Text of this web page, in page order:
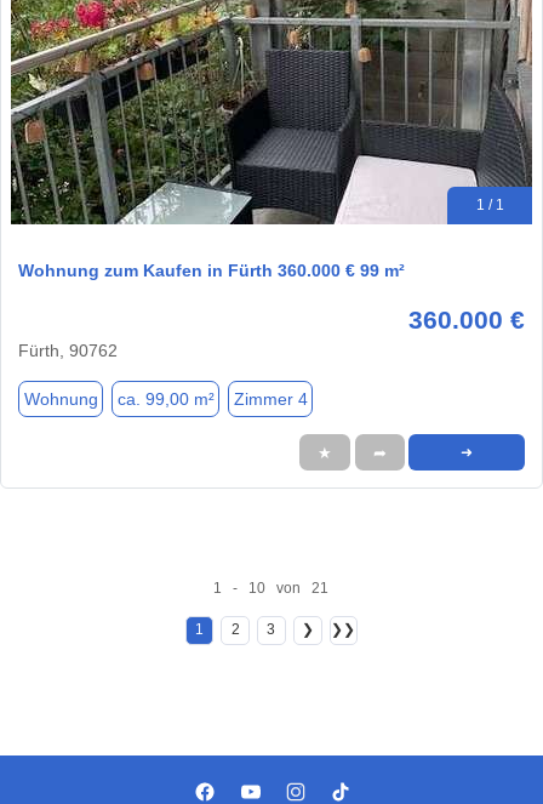
1 / 1
Wohnung zum Kaufen in Fürth 360.000 € 99 m²
360.000 €
Fürth, 90762
Wohnung ca. 99,00 m² Zimmer 4
★ ➦ ➜
1 - 10 von 21
1 2 3 ❯ ❯❯